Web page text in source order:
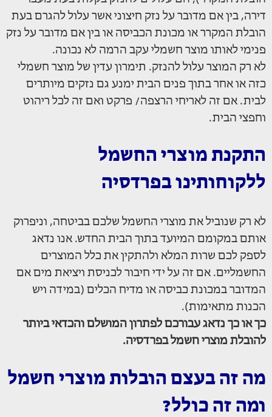
דירה, בין אם מדובר על נזק חיצוני אשר עלול להגרם בעת
הובלת המקרר או מכונת הכביסה או בין אם מדובר על נזק
פנימי לאותו מוצר חשמלי עקב הרמה לא נכונה.
לא רק המוצר עלול להנזק. תימרון עדין של מוצר חשמלי
כזה או אחר בתוך פנים הבית ימנע גם נזקים מיותרים
לבית. אם זה לאריחי הרצפה/ פרקט ואם זה לכל ריהוט
וחפצי הבית.
התקנת מוצרי החשמל
ללקוחותינו בפרדסיה
לא רק שנוביל את מוצרי החשמל שלכם בביטחה, וניפרוק
אותם במקומם המיועד בתוך הבית החדש. אנו נדאג
לספק לכם שרות המלא ולהתקין את כלל המוצרים
החשמליים. אם זה על ידי חיבור לכניסת ויציאת מים אם
המדובר במכונת כביסה או מדיח הכלים (במידה ויש
הכנות מתאימות).
כך או כך נדאג עבורכם לפתרון המושלם והכדאי ביותר
להובלת מוצרי חשמל בפרדסיה.
מה זה בעצם הובלות מוצרי חשמל
ומה זה כולל?